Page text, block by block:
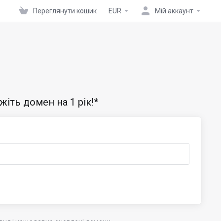
Переглянути кошик EUR Мій аккаунт
домен на 1 рік!*